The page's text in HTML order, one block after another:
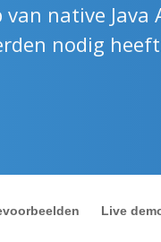
native Java
nodig
Live